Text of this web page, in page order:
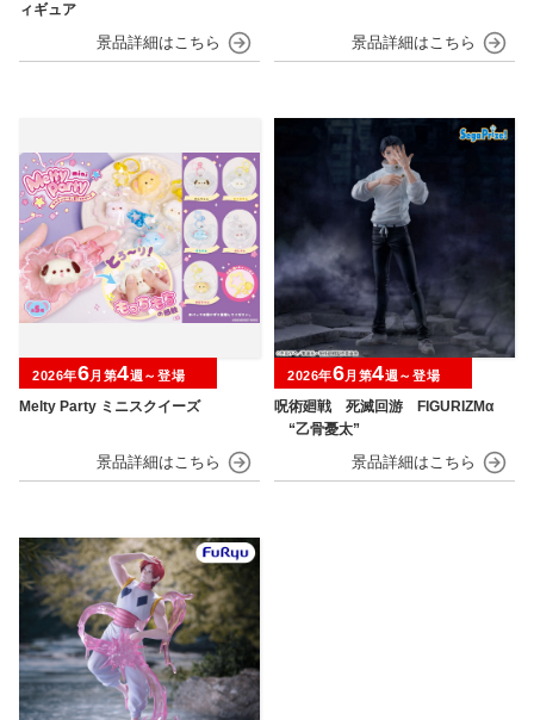
ィギュア
Melty Party ミニスクイーズ
2026年6月第4週～登場
呪術廻戦 死滅回游 FIGURIZMα
“乙骨憂太”
2026年6月第4週～登場